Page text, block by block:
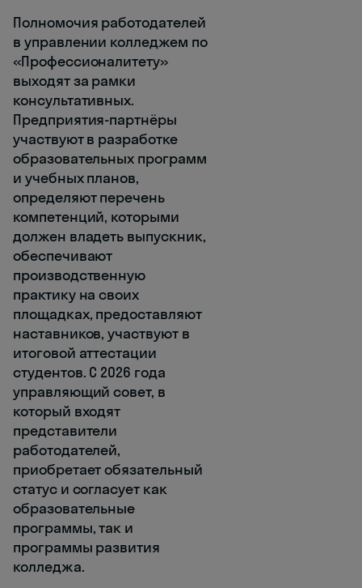
Полномочия работодателей
в управлении колледжем по
«Профессионалитету»
выходят за рамки
консультативных.
Предприятия-партнёры
участвуют в разработке
образовательных программ
и учебных планов,
определяют перечень
компетенций, которыми
должен владеть выпускник,
обеспечивают
производственную
практику на своих
площадках, предоставляют
наставников, участвуют в
итоговой аттестации
студентов. С 2026 года
управляющий совет, в
который входят
представители
работодателей,
приобретает обязательный
статус и согласует как
образовательные
программы, так и
программы развития
колледжа.